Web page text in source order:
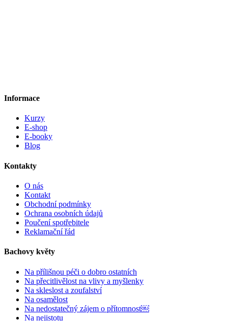
Informace
Kurzy
E-shop
E-booky
Blog
Kontakty
O nás
Kontakt
Obchodní podmínky
Ochrana osobních údajů
Poučení spotřebitele
Reklamační řád
Bachovy květy
Na přílišnou péči o dobro ostatních
Na přecitlivělost na vlivy a myšlenky
Na skleslost a zoufalství
Na osamělost
Na nedostatečný zájem o přítomnost￼
Na nejistotu